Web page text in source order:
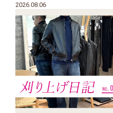
2026.08.06